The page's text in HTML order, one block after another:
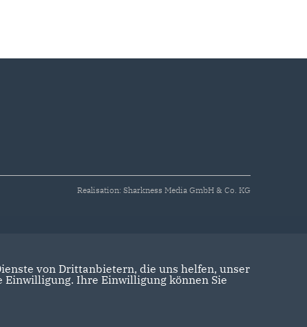
Realisation: Sharkness Media GmbH & Co. KG
von Drittanbietern, die uns helfen, unser
Einwilligung. Ihre Einwilligung können Sie